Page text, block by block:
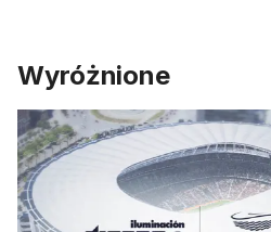
Wyróżnione